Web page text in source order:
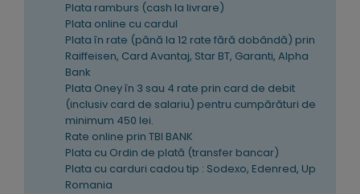
Plata ramburs (cash la livrare)
Plata online cu cardul
Plata în rate (pănă la 12 rate fără dobândă) prin
Raiffeisen, Card Avantaj, Star BT, Garanti, Alpha
Bank
Plata Oney în 3 sau 4 rate prin card de debit
(inclusiv card de salariu) pentru cumpărături de
minimum 450 lei.
Rate online prin TBI BANK
Plata cu Ordin de plată (transfer bancar)
Plata cu carduri cadou tip : Sodexo, Edenred, Up
Romania